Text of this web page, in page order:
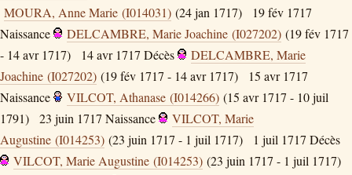
MOURA, Anne Marie (I014031) (24 jan 1717)
19 fév 1717
Naissance
DELCAMBRE, Marie Joachine (I027202) (19 fév 1717
- 14 avr 1717)
14 avr 1717 Décès
DELCAMBRE, Marie
Joachine (I027202) (19 fév 1717 - 14 avr 1717)
15 avr 1717
Naissance
VILCOT, Athanase (I014266) (15 avr 1717 - 10 juil
1791)
23 juin 1717 Naissance
VILCOT, Marie
Augustine (I014253) (23 juin 1717 - 1 juil 1717) 1 juil 1717 Décès
VILCOT, Marie Augustine (I014253) (23 juin 1717 - 1 juil 1717)